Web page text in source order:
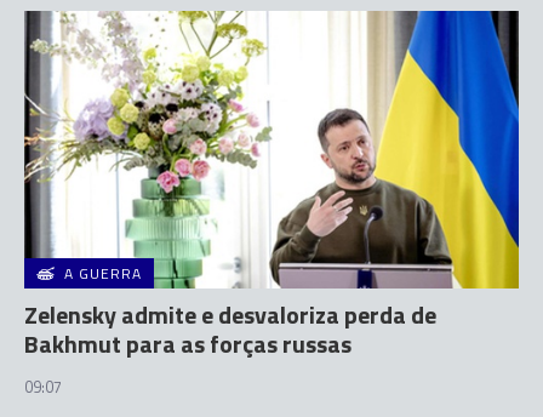
A GUERRA
Zelensky admite e desvaloriza perda de
Bakhmut para as forças russas
09:07